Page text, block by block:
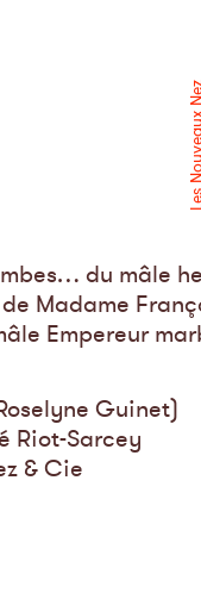
Les Nouveaux Nez
du mâle
Madame
Empereur
Guinet)
Riot-Sarcey
& Cie